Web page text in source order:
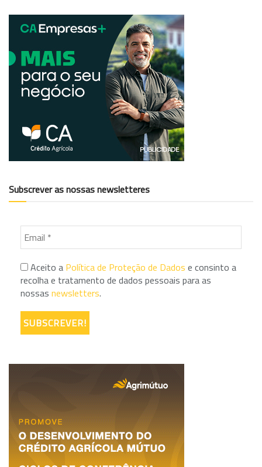
Subscrever as nossas newsletteres
Aceito a Política de Proteção de Dados e consinto a
recolha e tratamento de dados pessoais para as
nossas newsletters.